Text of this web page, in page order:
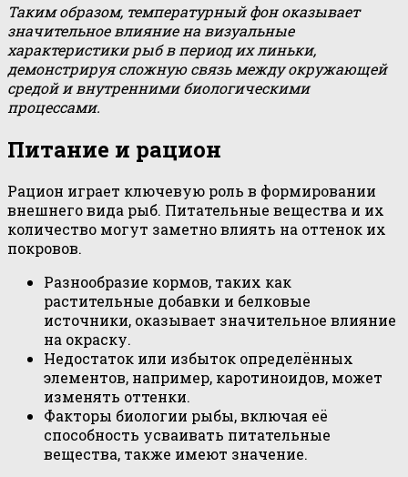
Таким образом, температурный фон оказывает
значительное влияние на визуальные
характеристики рыб в период их линьки,
демонстрируя сложную связь между окружающей
средой и внутренними биологическими
процессами.
Питание и рацион
Рацион играет ключевую роль в формировании
внешнего вида рыб. Питательные вещества и их
количество могут заметно влиять на оттенок их
покровов.
Разнообразие кормов, таких как
растительные добавки и белковые
источники, оказывает значительное влияние
на окраску.
Недостаток или избыток определённых
элементов, например, каротиноидов, может
изменять оттенки.
Факторы биологии рыбы, включая её
способность усваивать питательные
вещества, также имеют значение.